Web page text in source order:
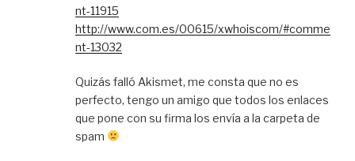
nt-11915
http://www.com.es/00615/xwhoiscom/#comme
nt-13032
Quizás falló Akismet, me consta que no es
perfecto, tengo un amigo que todos los enlaces
que pone con su firma los envía a la carpeta de
spam